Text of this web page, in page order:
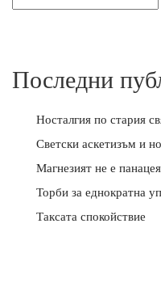
Последни
Носталгия по стария
Светски аскетизъм и
Магнезият не е панацея
Торби за еднократна
Таксата спокойствие